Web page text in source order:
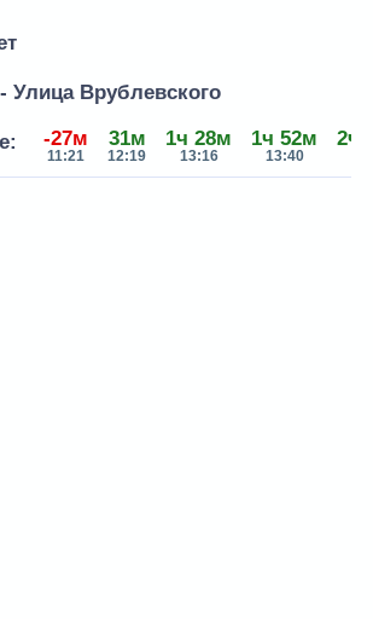
Улица Врублевского
-27м
11:21
31м
12:19
1ч 28м
13:16
1ч 52м
13:40
2ч